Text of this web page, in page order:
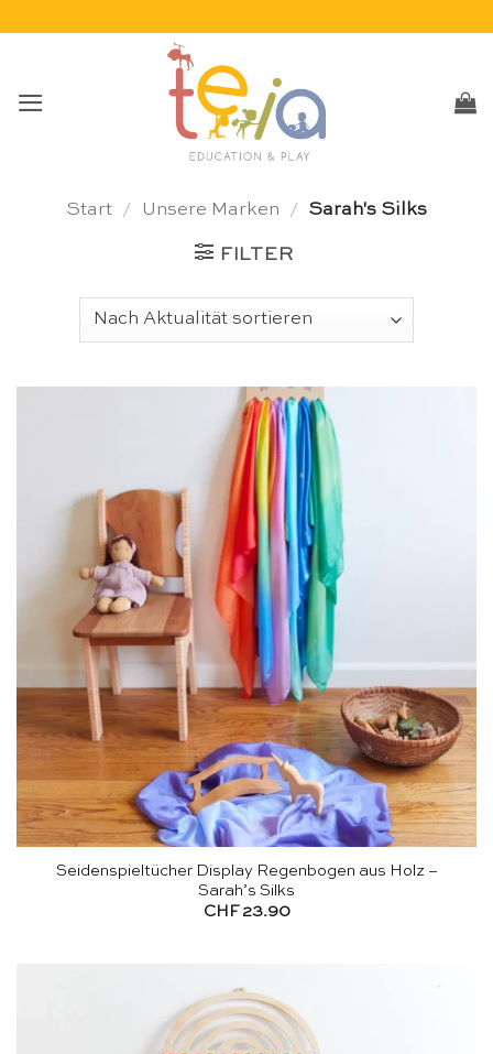
Start / Unsere Marken / Sarah's Silks
FILTER
Seidenspieltücher Display Regenbogen aus Holz –
Sarah’s Silks
CHF 23.90